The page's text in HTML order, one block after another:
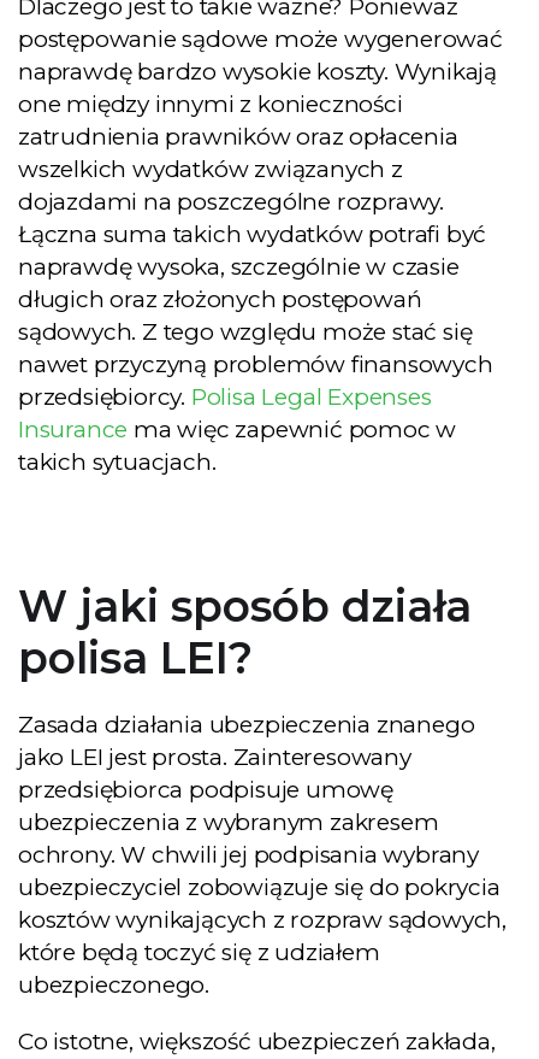
Dlaczego jest to takie ważne? Ponieważ
postępowanie sądowe może wygenerować
naprawdę bardzo wysokie koszty. Wynikają
one między innymi z konieczności
zatrudnienia prawników oraz opłacenia
wszelkich wydatków związanych z
dojazdami na poszczególne rozprawy.
Łączna suma takich wydatków potrafi być
naprawdę wysoka, szczególnie w czasie
długich oraz złożonych postępowań
sądowych. Z tego względu może stać się
nawet przyczyną problemów finansowych
przedsiębiorcy. Polisa Legal Expenses
Insurance ma więc zapewnić pomoc w
takich sytuacjach.
W jaki sposób działa
polisa LEI?
Zasada działania ubezpieczenia znanego
jako LEI jest prosta. Zainteresowany
przedsiębiorca podpisuje umowę
ubezpieczenia z wybranym zakresem
ochrony. W chwili jej podpisania wybrany
ubezpieczyciel zobowiązuje się do pokrycia
kosztów wynikających z rozpraw sądowych,
które będą toczyć się z udziałem
ubezpieczonego.
Co istotne, większość ubezpieczeń zakłada,